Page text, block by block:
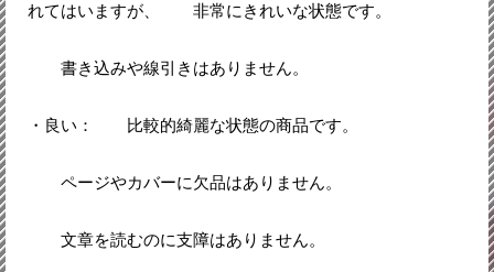
れてはいますが、 非常にきれいな状態です。
書き込みや線引きはありません。
・良い： 比較的綺麗な状態の商品です。
ページやカバーに欠品はありません。
文章を読むのに支障はありません。